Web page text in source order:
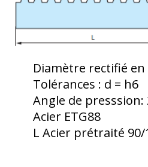
Diamètre rectifié
Tolérances : d = h6
Angle de presssion:
Acier ETG88
L Acier prétraité 90/